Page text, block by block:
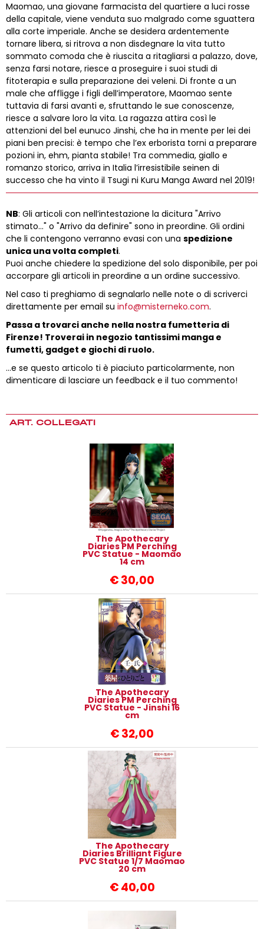
Maomao, una giovane farmacista del quartiere a luci rosse
della capitale, viene venduta suo malgrado come sguattera
alla corte imperiale. Anche se desidera ardentemente
tornare libera, si ritrova a non disdegnare la vita tutto
sommato comoda che è riuscita a ritagliarsi a palazzo, dove,
senza farsi notare, riesce a proseguire i suoi studi di
fitoterapia e sulla preparazione dei veleni. Di fronte a un
male che affligge i figli dell’imperatore, Maomao sente
tuttavia di farsi avanti e, sfruttando le sue conoscenze,
riesce a salvare loro la vita. La ragazza attira così le
attenzioni del bel eunuco Jinshi, che ha in mente per lei dei
piani ben precisi: è tempo che l’ex erborista torni a preparare
pozioni in, ehm, pianta stabile! Tra commedia, giallo e
romanzo storico, arriva in Italia l’irresistibile seinen di
successo che ha vinto il Tsugi ni Kuru Manga Award nel 2019!
NB: Gli articoli con nell’intestazione la dicitura "Arrivo
stimato..." o "Arrivo da definire" sono in preordine. Gli ordini
che li contengono verranno evasi con una spedizione
unica una volta completi.
Puoi anche chiedere la spedizione del solo disponibile, per poi
accorpare gli articoli in preordine a un ordine successivo.
Nel caso ti preghiamo di segnalarlo nelle note o di scriverci
direttamente per email su info@misterneko.com.
Passa a trovarci anche nella nostra fumetteria di
Firenze! Troverai in negozio tantissimi manga e
fumetti, gadget e giochi di ruolo.
…e se questo articolo ti è piaciuto particolarmente, non
dimenticare di lasciare un feedback e il tuo commento!
ART. COLLEGATI
The Apothecary
Diaries PM Perching
PVC Statue - Maomao
14 cm
€30,00
The Apothecary
Diaries PM Perching
PVC Statue - Jinshi 16
cm
€32,00
The Apothecary
Diaries Brilliant Figure
PVC Statue 1/7 Maomao
20 cm
€40,00